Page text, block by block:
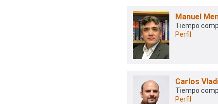
Manuel
Tiempo
Perfil
Carlos
Tiempo
Perfil